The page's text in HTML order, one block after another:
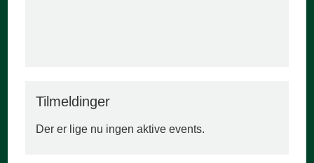
Tilmeldinger
Der er lige nu ingen aktive events.